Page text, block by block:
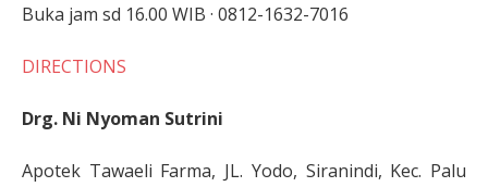
Buka jam sd 16.00 WIB · 0812-1632-7016
DIRECTIONS
Drg. Ni Nyoman Sutrini
Apotek Tawaeli Farma, JL. Yodo, Siranindi, Kec. Palu